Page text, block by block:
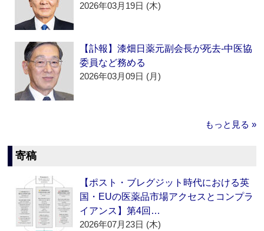
2026年03月19日 (木)
【訃報】漆畑日薬元副会長が死去‐中医協
委員など務める
2026年03月09日 (月)
もっと見る »
寄稿
【ポスト・ブレグジット時代における英
国・EUの医薬品市場アクセスとコンプラ
イアンス】第4回…
2026年07月23日 (木)